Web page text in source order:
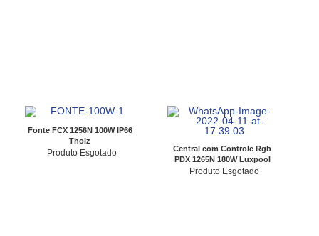
Fonte FCX 1256N 100W IP66
Tholz
Produto Esgotado
Central com Controle Rgb
PDX 1265N 180W Luxpool
Produto Esgotado